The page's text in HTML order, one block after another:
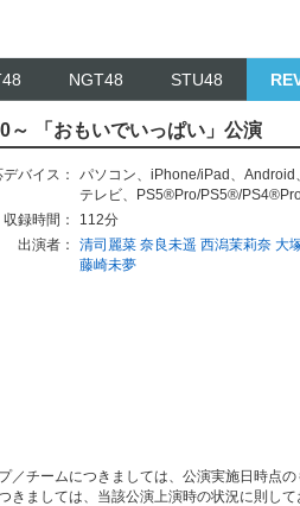
NGT48 STU48
～ 「おもいでいっぱい」公演
バイス： パソコン、 iPhone/iPad 、 Android 、
テレビ、
PS5®Pro/PS5®/
収録時間：
112分
出演者：
清司麗菜 奈良未遥 西潟茉莉奈 大
藤崎未夢
チームにつきましては、公演実施日時点の
ましては、当該公演上演時の状況に則し